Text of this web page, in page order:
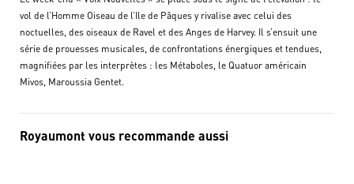
vol de l’Homme Oiseau de l’Ile de Pâques y rivalise avec celui des
noctuelles, des oiseaux de Ravel et des Anges de Harvey. Il s’ensuit une
série de prouesses musicales, de confrontations énergiques et tendues,
magnifiées par les interprètes : les Métaboles, le Quatuor américain
Mivos, Maroussia Gentet.
Royaumont vous recommande aussi